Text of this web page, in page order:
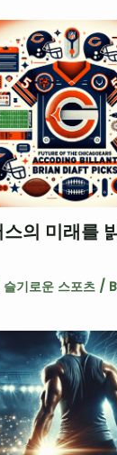
의 미래를
슬기로운 스포츠/